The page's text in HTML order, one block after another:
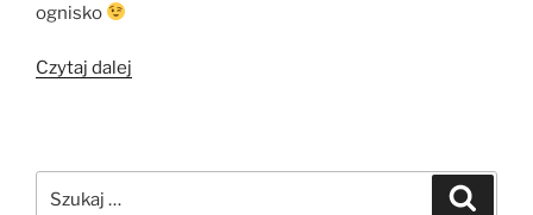
ognisko
Czytaj dalej